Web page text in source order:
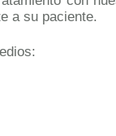
a su paciente.